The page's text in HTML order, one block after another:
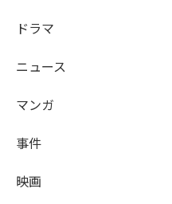
ドラマ
ニュース
マンガ
事件
映画